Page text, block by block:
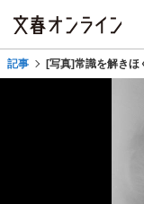
記事 [写真]常識を解きほ